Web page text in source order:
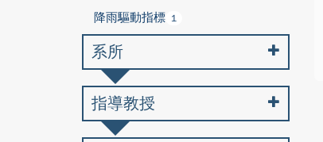
降雨驅動指標 1
系所
指導教授